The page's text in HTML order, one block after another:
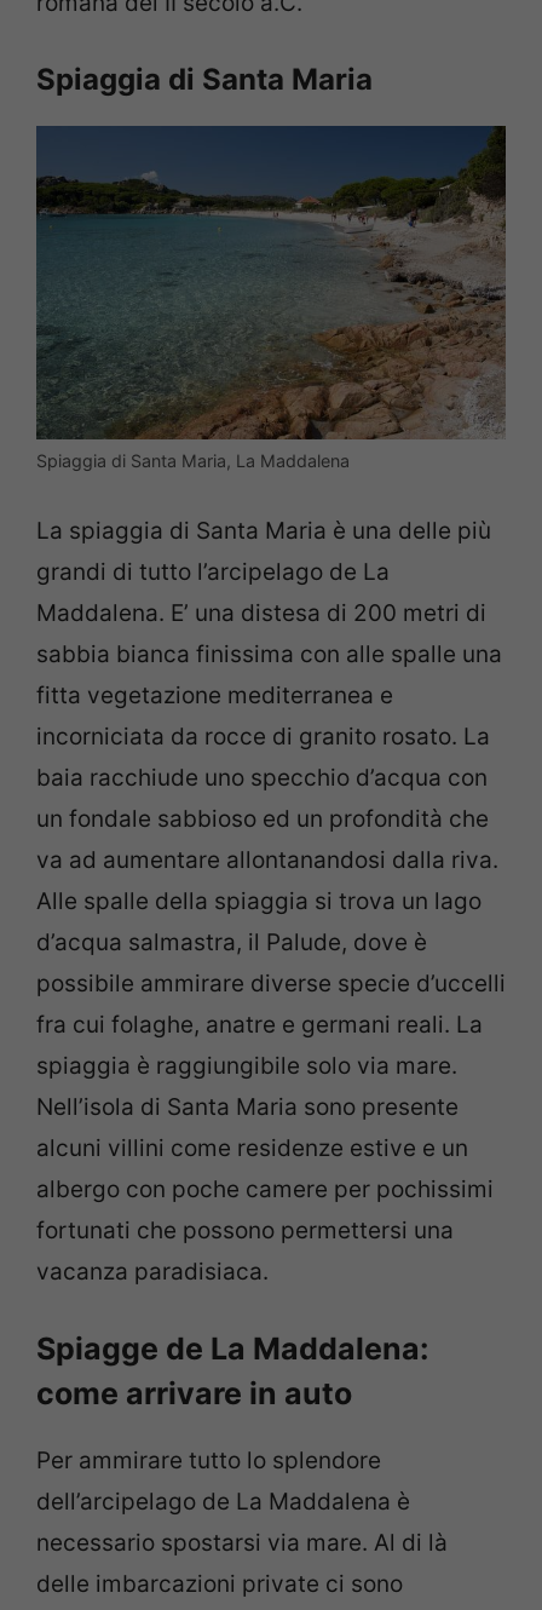
Spiaggia di Santa Maria
Spiaggia di Santa Maria, La Maddalena
La spiaggia di Santa Maria è una delle più
grandi di tutto l’arcipelago de La
Maddalena. E’ una distesa di 200 metri di
sabbia bianca finissima con alle spalle una
fitta vegetazione mediterranea e
incorniciata da rocce di granito rosato. La
baia racchiude uno specchio d’acqua con
un fondale sabbioso ed un profondità che
va ad aumentare allontanandosi dalla riva.
Alle spalle della spiaggia si trova un lago
d’acqua salmastra, il Palude, dove è
possibile ammirare diverse specie d’uccelli
fra cui folaghe, anatre e germani reali. La
spiaggia è raggiungibile solo via mare.
Nell’isola di Santa Maria sono presente
alcuni villini come residenze estive e un
albergo con poche camere per pochissimi
fortunati che possono permettersi una
vacanza paradisiaca.
Spiagge de La Maddalena:
come arrivare in auto
Per ammirare tutto lo splendore
dell’arcipelago de La Maddalena è
necessario spostarsi via mare. Al di là
delle imbarcazioni private ci sono